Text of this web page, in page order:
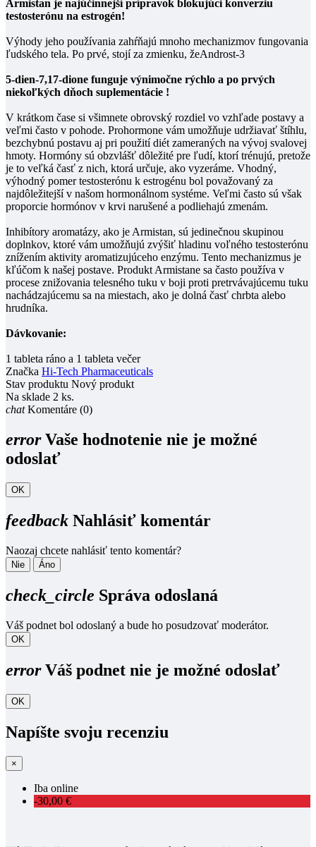
Armistan je najúčinnejší prípravok blokujúci konverziu
testosterónu na estrogén!
Výhody jeho používania zahŕňajú mnoho mechanizmov fungovania
ľudského tela. Po prvé, stojí za zmienku, žeAndrost-3
5-dien-7,17-dione funguje výnimočne rýchlo a po prvých
niekoľkých dňoch suplementácie !
V krátkom čase si všimnete obrovský rozdiel vo vzhľade postavy a
veľmi často v pohode. Prohormone vám umožňuje udržiavať štíhlu,
bezchybnú postavu aj pri použití diét zameraných na vývoj svalovej
hmoty. Hormóny sú obzvlášť dôležité pre ľudí, ktorí trénujú, pretože
je to veľká časť z nich, ktorá určuje, ako vyzeráme. Vhodný,
výhodný pomer testosterónu k estrogénu bol považovaný za
najdôležitejší v našom hormonálnom systéme. Veľmi často sú však
proporcie hormónov v krvi narušené a podliehajú zmenám.
Inhibítory aromatázy, ako je Armistan, sú jedinečnou skupinou
doplnkov, ktoré vám umožňujú zvýšiť hladinu voľného testosterónu
znížením aktivity aromatizujúceho enzýmu. Tento mechanizmus je
kľúčom k našej postave. Produkt Armistane sa často používa v
procese znižovania telesného tuku v boji proti pretrvávajúcemu tuku
nachádzajúcemu sa na miestach, ako je dolná časť chrbta alebo
hrudníka.
Dávkovanie:
1 tableta ráno a 1 tableta večer
Značka Hi-Tech Pharmaceuticals
Stav produktu Nový produkt
Na sklade 2 ks.
chatKomentáre (0)
errorVaše hodnotenie nie je možné
odoslať
OK
feedback Nahlásiť komentár
Naozaj chcete nahlásiť tento komentár?
Nie Áno
check_circle Správa odoslaná
Váš podnet bol odoslaný a bude ho posudzovať moderátor.
OK
errorVáš podnet nie je možné odoslať
OK
Napíšte svoju recenziu
×
Iba online
-30,00 €